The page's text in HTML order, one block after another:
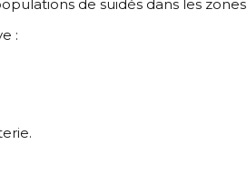
de suidés dans les zones
: